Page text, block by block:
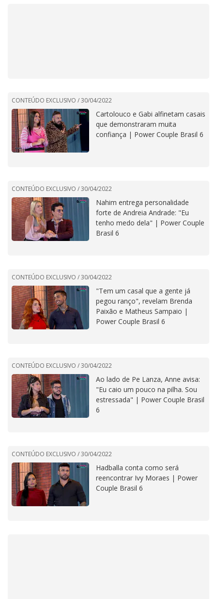
CONTEÚDO EXCLUSIVO /30/04/2022
Cartolouco e Gabi alfinetam casais
que demonstraram muita
confiança | Power Couple Brasil 6
CONTEÚDO EXCLUSIVO /30/04/2022
Nahim entrega personalidade
forte de Andreia Andrade: "Eu
tenho medo dela" | Power Couple
Brasil 6
CONTEÚDO EXCLUSIVO /30/04/2022
"Tem um casal que a gente já
pegou ranço", revelam Brenda
Paixão e Matheus Sampaio |
Power Couple Brasil 6
CONTEÚDO EXCLUSIVO /30/04/2022
Ao lado de Pe Lanza, Anne avisa:
"Eu caio um pouco na pilha. Sou
estressada" | Power Couple Brasil
6
CONTEÚDO EXCLUSIVO /30/04/2022
Hadballa conta como será
reencontrar Ivy Moraes | Power
Couple Brasil 6